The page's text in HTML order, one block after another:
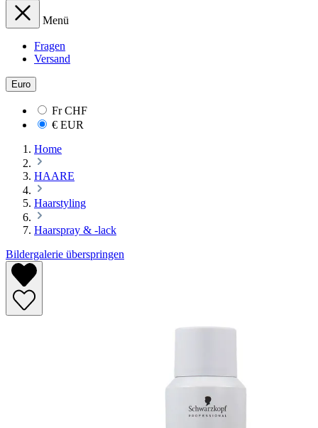
Menü
Fragen
Versand
Euro
FrCHF
€ EUR
Home
HAARE
Haarstyling
Haarspray & -lack
Bildergalerie überspringen